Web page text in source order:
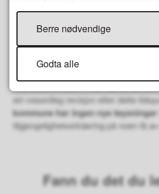
Kva er ekstranett?
Ekstranett ligg på internett og gjev
avgrensa innhald på intranettet til ei
krevjar ofte autentisering av
ein vesentleg revisjon etter dette
kommune har ingen nye løysningar
tilgjengelighetserklæring på noen få
Fann du det du
Berre nødvendige
Godta alle